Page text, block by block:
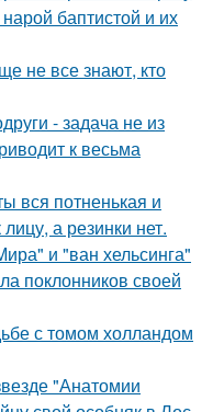
баптистой и их
не все знают, кто
- задача не из
к весьма
вся потненькая и
а резинки нет.
и "ван хельсинга"
поклонников своей
с томом холландом
"Анатомии